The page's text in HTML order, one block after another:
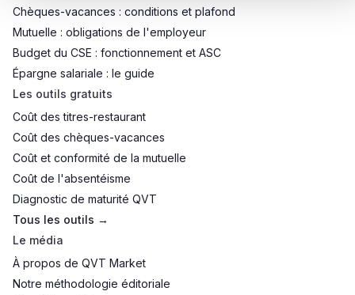
Chèques-vacances : conditions et plafond
Mutuelle : obligations de l'employeur
Budget du CSE : fonctionnement et ASC
Épargne salariale : le guide
Les outils gratuits
Coût des titres-restaurant
Coût des chèques-vacances
Coût et conformité de la mutuelle
Coût de l'absentéisme
Diagnostic de maturité QVT
Tous les outils →
Le média
À propos de QVT Market
Notre méthodologie éditoriale